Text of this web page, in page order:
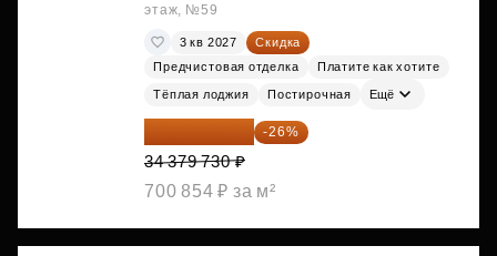
этаж, №59
3 кв 2027
Скидка
Предчистовая отделка
Платите как хотите
Тёплая лоджия Постирочная Ещё
25 441 000 ₽ -26%
34 379 730 ₽
700 854 ₽ за м²